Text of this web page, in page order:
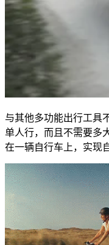
与其他多功能出行工具
单人行，而且不需要多
在一辆自行车上，实现